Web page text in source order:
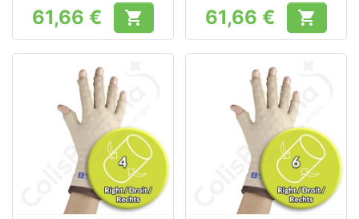
Prix
61,66 €  Prix
61,66 € 